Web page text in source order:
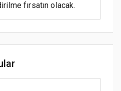
fırsatın olacak.